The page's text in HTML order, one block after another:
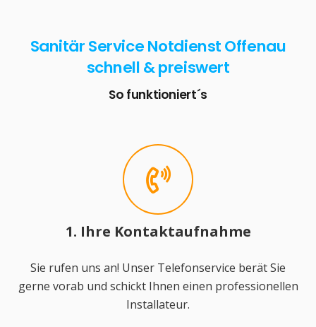
Sanitär Service Notdienst Offenau
schnell & preiswert
So funktioniert´s
1. Ihre Kontaktaufnahme
Sie rufen uns an! Unser Telefonservice berät Sie
gerne vorab und schickt Ihnen einen professionellen
Installateur.